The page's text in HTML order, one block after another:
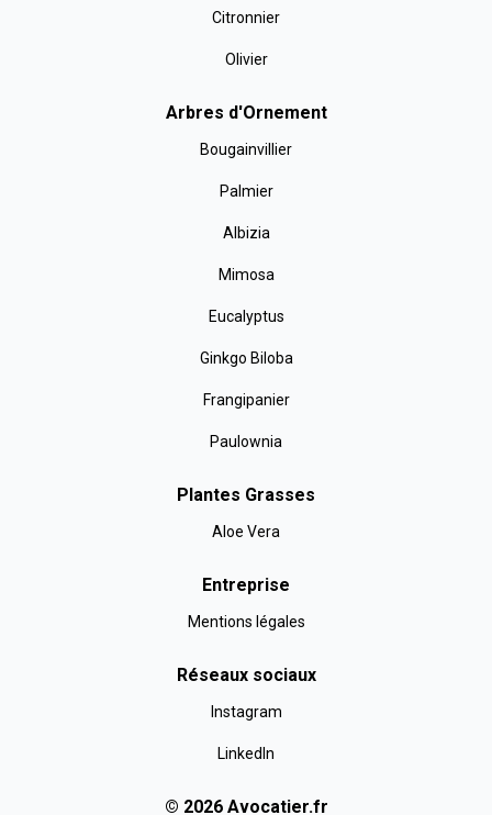
Citronnier
Olivier
Arbres d'Ornement
Bougainvillier
Palmier
Albizia
Mimosa
Eucalyptus
Ginkgo Biloba
Frangipanier
Paulownia
Plantes Grasses
Aloe Vera
Entreprise
Mentions légales
Réseaux sociaux
Instagram
LinkedIn
© 2026 Avocatier.fr